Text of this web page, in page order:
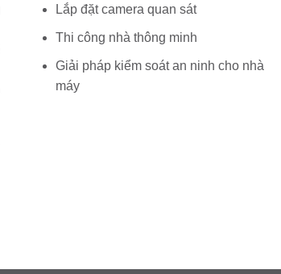
Lắp đặt camera quan sát
Thi công nhà thông minh
Giải pháp kiểm soát an ninh cho nhà
máy